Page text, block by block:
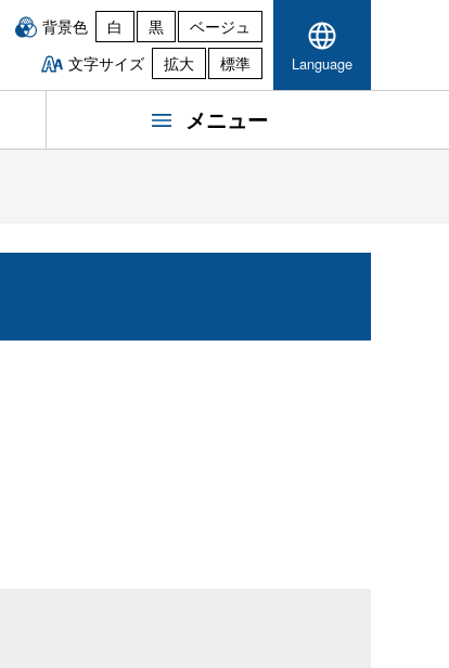
背景色 白 黒
ベージュ
文字サイズ
拡大 標準 Language
メニュー